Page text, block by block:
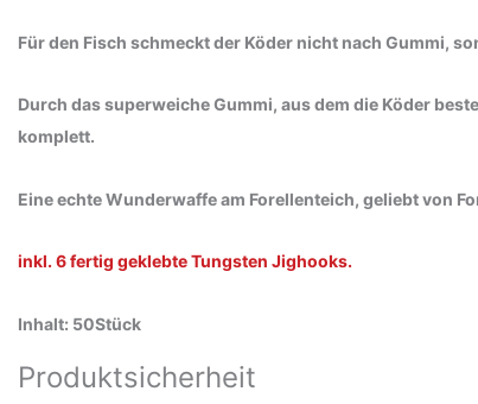
Für den Fisch schmeckt der Köder nicht nach Gummi,
Durch das superweiche Gummi, aus dem die Köder
komplett.
Eine echte Wunderwaffe am Forellenteich, geliebt von
inkl. 6 fertig geklebte Tungsten Jighooks.
Inhalt: 50Stück
Produktsicherheit